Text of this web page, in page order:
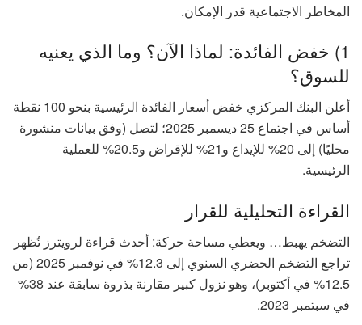
المخاطر الاجتماعية قدر الإمكان.
1) خفض الفائدة: لماذا الآن؟ وما الذي يعنيه
للسوق؟
أعلن البنك المركزي خفض أسعار الفائدة الرئيسية بنحو 100 نقطة
أساس في اجتماع 25 ديسمبر 2025؛ لتصل (وفق بيانات منشورة
محليًا) إلى 20% للإيداع و21% للإقراض و20.5% للعملية
الرئيسية.
القراءة التحليلية للقرار
التضخم يهبط… ويعطي مساحة حركة: أحدث قراءة لرويترز تُظهر
تراجع التضخم الحضري السنوي إلى 12.3% في نوفمبر 2025 (من
12.5% في أكتوبر)، وهو نزول كبير مقارنة بذروة سابقة عند 38%
في سبتمبر 2023.